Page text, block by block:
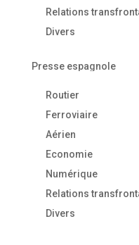
Relations
Divers
Presse espagnole
Routier
Ferroviaire
Aérien
Economie
Numérique
Relations
Divers